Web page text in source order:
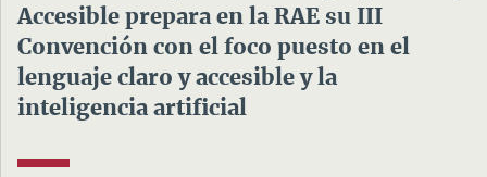
Accesible prepara en la RAE su III
Convención con el foco puesto en el
lenguaje claro y accesible y la
inteligencia artificial